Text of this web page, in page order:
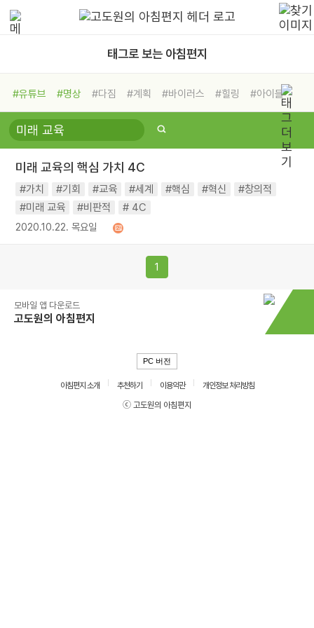
태그로 보는 아침편지
#유튜브 #명상 #다짐 #계획 #바이러스 #힐링
#아이들
#비전캠프
#독서캠프 #삶
#희망
#나눔 #친구 #링컨학교
#독서
#건강 #면역력
미래 교육의 핵심 가치 4C
#가치 #기회 #교육 #세계 #핵심 #혁신
#창의적
#미래 교육
#비판적 # 4C
2020.10.22. 목요일
1
모바일 앱 다운로드
고도원의 아침편지
PC 버전
아침편지 소개 추천하기 이용약관
개인정보 처리방침
ⓒ 고도원의 아침편지